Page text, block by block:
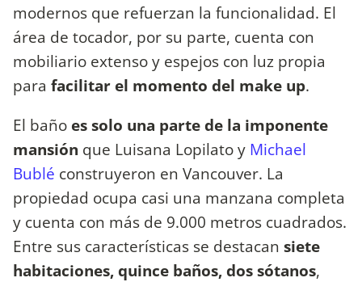
modernos que refuerzan la funcionalidad. El
área de tocador, por su parte, cuenta con
mobiliario extenso y espejos con luz propia
para facilitar el momento del make up.
El baño es solo una parte de la imponente
mansión que Luisana Lopilato y Michael
Bublé construyeron en Vancouver. La
propiedad ocupa casi una manzana completa
y cuenta con más de 9.000 metros cuadrados.
Entre sus características se destacan siete
habitaciones, quince baños, dos sótanos,